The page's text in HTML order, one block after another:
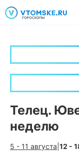
Телец.
неделю
5 - 11 августа 12 -